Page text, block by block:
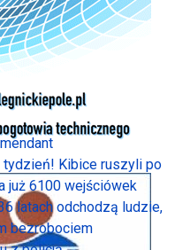
tydzień! Kibice ruszyli po
już 6100 wejściówek
latach odchodzą ludzie,
bezrobociem